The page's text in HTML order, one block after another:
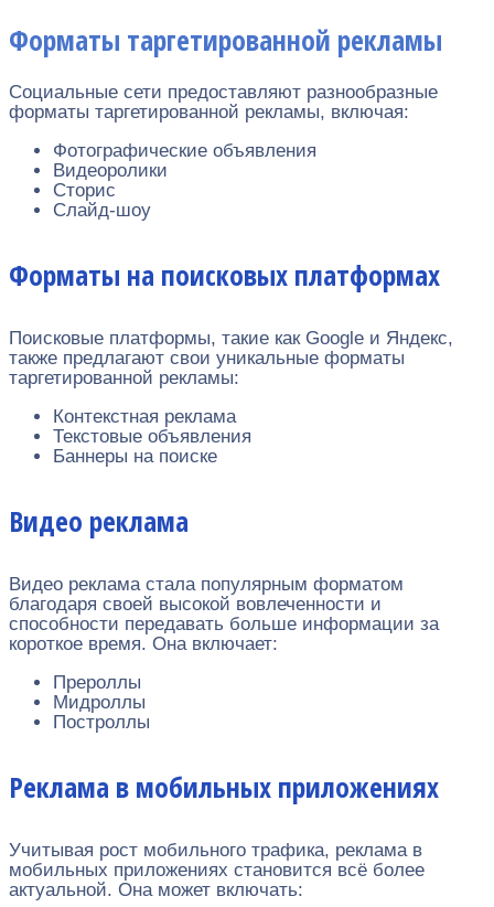
Форматы таргетированной рекламы
Социальные сети предоставляют разнообразные
форматы таргетированной рекламы, включая:
Фотографические объявления
Видеоролики
Сторис
Слайд-шоу
Форматы на поисковых платформах
Поисковые платформы, такие как Google и Яндекс,
также предлагают свои уникальные форматы
таргетированной рекламы:
Контекстная реклама
Текстовые объявления
Баннеры на поиске
Видео реклама
Видео реклама стала популярным форматом
благодаря своей высокой вовлеченности и
способности передавать больше информации за
короткое время. Она включает:
Прероллы
Мидроллы
Построллы
Реклама в мобильных приложениях
Учитывая рост мобильного трафика, реклама в
мобильных приложениях становится всё более
актуальной. Она может включать: